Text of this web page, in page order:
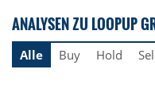
ANALYSEN ZU LOOPUP
Alle Buy Hold